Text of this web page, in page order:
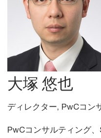
大塚 悠也
ディレクター, PwCコン
PwCコンサルティング